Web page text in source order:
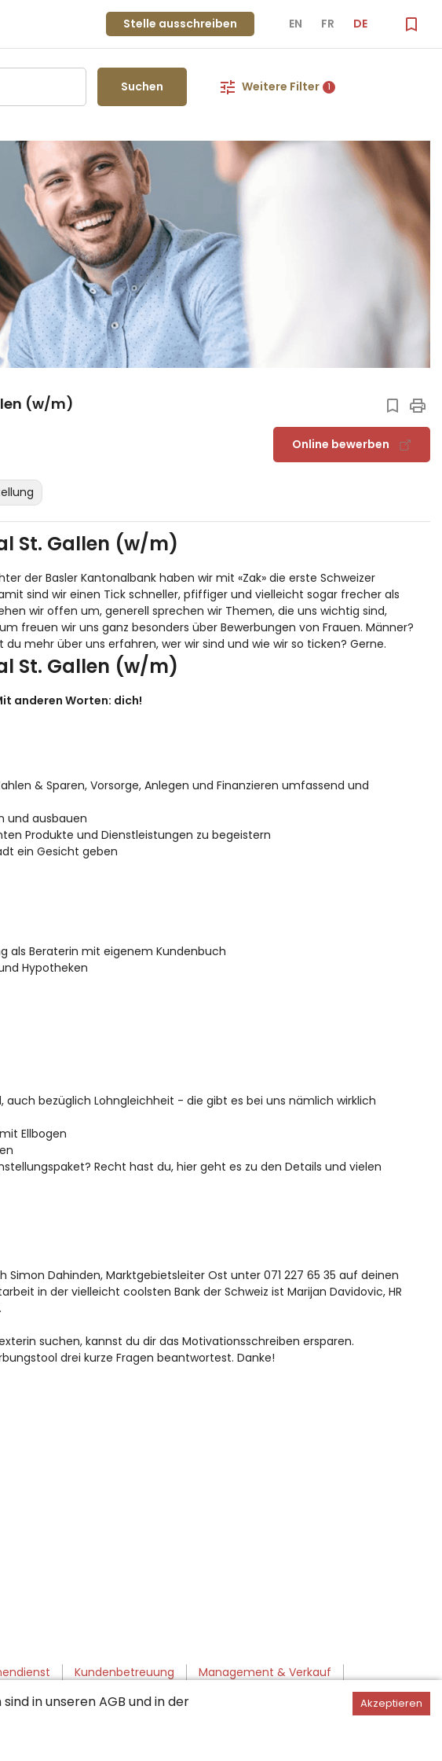
Stelle ausschreiben EN FR DE
Suchen Weitere Filter 1
(w/m)
Online bewerben
St. Gallen (w/m)
der Basler Kantonalbank haben wir mit «Zak» die erste Schweizer
sind wir einen Tick schneller, pfiffiger und vielleicht sogar frecher als
wir offen um, generell sprechen wir Themen, die uns wichtig sind,
freuen wir uns ganz besonders über Bewerbungen von Frauen. Männer?
mehr über uns erfahren, wer wir sind und wie wir so ticken? Gerne.
St. Gallen (w/m)
anderen Worten: dich!
& Sparen, Vorsorge, Anlegen und Finanzieren umfassend und
und ausbauen
Produkte und Dienstleistungen zu begeistern
ein Gesicht geben
als Beraterin mit eigenem Kundenbuch
Hypotheken
bezüglich Lohngleichheit - die gibt es bei uns nämlich wirklich
Ellbogen
Recht hast du,hiergeht es zu den Details und vielen
Dahinden, Marktgebietsleiter Ost unter 071 227 65 35 auf deinen
in der vielleicht coolsten Bank der Schweiz ist Marijan Davidovic, HR
suchen, kannst du dir das Motivationsschreiben ersparen.
drei kurze Fragen beantwortest. Danke!
Kundenbetreuung
Management & Verkauf
in unserenAGB und in der
Akzeptieren